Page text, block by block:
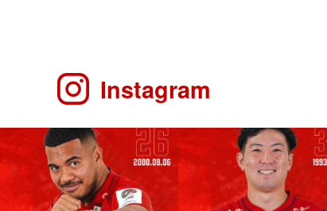
Instagram